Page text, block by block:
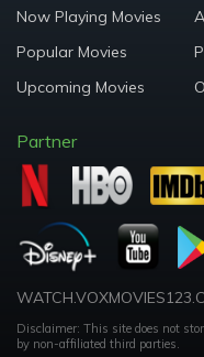
Now Playing Movies
Popular Movies
Upcoming Movies
Partner
Disclaimer: This site does not
by non-affiliated third parties.